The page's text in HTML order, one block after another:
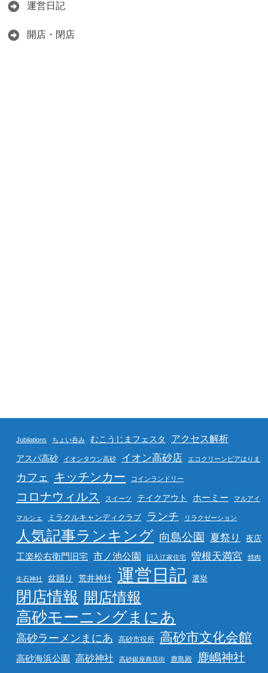
運営日記
開店・閉店
Jubilations ちょい呑み むこうじまフェスタ アクセス解析
アスパ高砂 イオンタウン高砂 イオン高砂店 エコクリーンピアはりま
カフェ キッチンカー コインランドリー
コロナウィルス スイーツ テイクアウト ホーミー マルアイ
マルシェ ミラクルキャンディクラブ ランチ リラクゼーション
人気記事ランキング 向島公園 夏祭り 夜店
工楽松右衛門旧宅 市ノ池公園 旧入江家住宅 曽根天満宮 焼肉
生石神社 盆踊り 荒井神社 運営日記 選挙
閉店情報 開店情報
高砂モーニングまにあ
高砂ラーメンまにあ 高砂市役所 高砂市文化会館
高砂海浜公園 高砂神社 高砂銀座商店街 鹿島殿 鹿嶋神社